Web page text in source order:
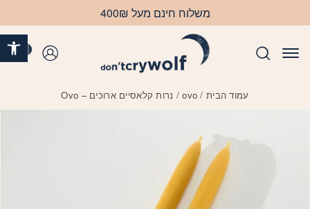
משלוח חינם מעל 400₪
עמוד הבית /
ovo/ נרות קלאסיים ארוכים – Ovo